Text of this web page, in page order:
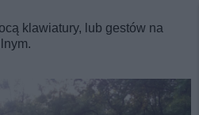
klawiatury, lub gestów na